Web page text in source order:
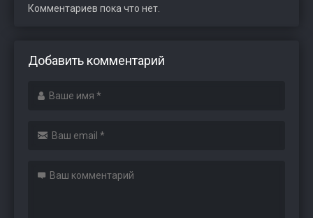
Комментариев пока что нет.
Добавить комментарий